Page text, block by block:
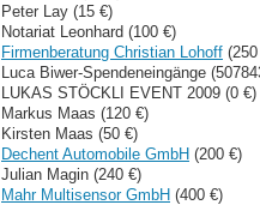
Peter Lay (15 €)
Notariat Leonhard (100 €)
Firmenberatung Christian Lohoff
Luca Biwer-Spendeneingänge
LUKAS STÖCKLI EVENT 2009 (0 €)
Markus Maas (120 €)
Kirsten Maas (50 €)
Dechent Automobile GmbH (200 €)
Julian Magin (240 €)
Mahr Multisensor GmbH (400 €)